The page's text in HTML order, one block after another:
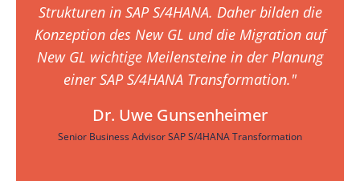
Strukturen in SAP S/4HANA. Daher bilden die
Konzeption des New GL und die Migration auf
New GL wichtige Meilensteine in der Planung
einer SAP S/4HANA Transformation."
Dr. Uwe Gunsenheimer
Senior Business Advisor SAP S/4HANA Transformation